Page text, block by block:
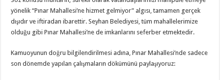
yönelik “Pınar Mahallesi’ne hizmet gelmiyor” algısı, tamamen gerçek
dışıdır ve iftiradan ibarettir. Seyhan Belediyesi, tüm mahallelerimize
olduğu gibi Pınar Mahallesi’ne de imkanlarını seferber etmektedir.
Kamuoyunun doğru bilgilendirilmesi adına, Pınar Mahallesi’nde sadece
son dönemde yapılan çalışmaların dökümünü paylaşıyoruz: